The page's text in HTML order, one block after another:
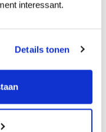
interessant.
Details tonen
garder à
Tenir
toutes les